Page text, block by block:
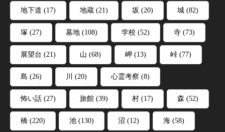
地下道 (17) 地蔵 (21) 坂 (20) 城 (82)
塚 (27) 墓地 (108) 学校 (52) 寺 (73)
展望台 (21) 山 (68) 岬 (13) 峠 (77)
島 (26) 川 (20) 心霊考察 (8)
怖い話 (27) 旅館 (39) 村 (17) 森 (52)
橋 (220) 池 (130) 沼 (12) 海 (58)